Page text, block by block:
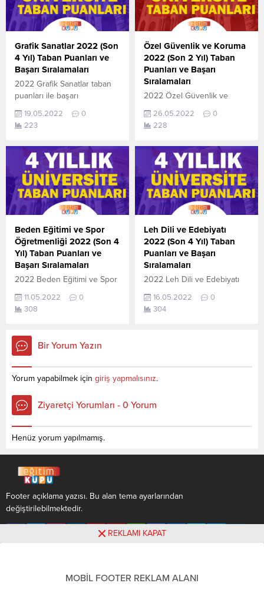
ait veriler aşağıdaki
gibidir. Bu puanlar 2021,
2020, 2019 ve 2018 yıllarına
ait Üniversite yerleştirme
puanlarıdır. Sayfamızdaki
verilerin
tamamı ÖSYM ve YÖK-
YÖKATLAS tarafından
yayınlanmış olan en son
güncel
puanlardır. Elektronik...
veriler aşağıdaki gibidir. Bu
puanlar 2021, 2020, 2019 ve
2018 yıllarına ait Üniversite
yerleştirme
puanlarıdır. Sayfamızdaki
verilerin
tamamı ÖSYM ve YÖK-
yayınlanmış olan en son
güncel puanlardır. Aktüerya...
Grafik Sanatlar 2022 (Son
4 Yıl) Taban Puanları ve
Başarı Sıralamaları
2022 Grafik Sanatlar taban
puanları ile başarı
güncel haline aşağıdaki
tablodan ulaşabilirsiniz. 2022
Puanları ve Başarı
Sıralamaları son 4 yıla ait
veriler aşağıdaki gibidir. Bu
puanlar 2021, 2020, 2019 ve
2018 yıllarına ait Üniversite
yerleştirme
puanlarıdır. Sayfamızdaki
verilerin
tamamı ÖSYM ve YÖK-
YÖKATLAS tarafından
yayınlanmış olan en son
güncel puanlardır. Grafik...
19.05.2022
0
223
Özel Güvenlik ve Koruma
2022 (Son 2 Yıl) Taban
Puanları ve Başarı
Sıralamaları
2022 Özel Güvenlik ve
puanları ile başarı
sıralamaları açıklandı. En
tablodan ulaşabilirsiniz. Özel
Güvenlik ve Koruma (2 Yıllık)
sıralama.2022 TYT AYT (YKS)
Taban Puanları, Kontenjanları
ve Başarı Sıralamaları
aşağıdaki gibidir. Bu puanlar
2021 ve 2020 yılına ait
önlisans (iki yıllık )üniversite
yerleştirme
puanlarıdır. Sayfamızdaki
26.05.2022
0
228
Beden Eğitimi ve Spor
Öğretmenliği 2022 (Son 4
Yıl) Taban Puanları ve
Başarı Sıralamaları
2022 Beden Eğitimi ve Spor
ile başarı sıralamaları
açıklandı. En güncel haline
ulaşabilirsiniz. 2022 TYT
AYT (YKS) Taban Puanları ve
ait veriler aşağıdaki
gibidir. Bu puanlar 2021,
2020, 2019 ve 2018 yıllarına
ait Üniversite yerleştirme
verilerin
tamamı ÖSYM ve YÖK-
YÖKATLAS tarafından
yayınlanmış olan en...
11.05.2022
0
308
Leh Dili ve Edebiyatı
2022 (Son 4 Yıl) Taban
Puanları ve Başarı
Sıralamaları
2022 Leh Dili ve Edebiyatı
sıralamaları açıklandı. En
güncel haline aşağıdaki
yerleştirme
YÖKATLAS tarafından
16.05.2022
0
304
Bir Yorum Yazın
Yorum yapabilmek için giriş yapmalısınız.
Ziyaretçi Yorumları - 0 Yorum
Henüz yorum yapılmamış.
Footer açıklama yazısı. Bu alan tema ayarlarından
değiştirilebilmektedir.
REKLAMI KAPAT
MOBİL FOOTER REKLAM ALANI